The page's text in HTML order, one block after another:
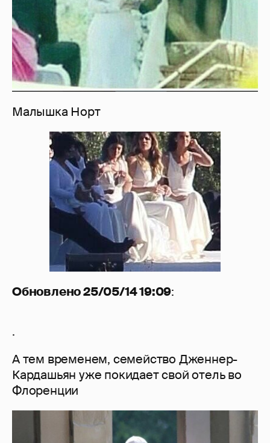
Малышка Норт
Обновлено 25/05/14 19:09:
.
А тем временем, семейство Дженнер-
Кардашьян уже покидает свой отель во
Флоренции